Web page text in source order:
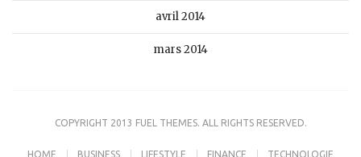
avril 2014
mars 2014
COPYRIGHT 2013 FUEL THEMES. ALL RIGHTS RESERVED.
HOME BUSINESS LIFESTYLE FINANCE TECHNOLOGIE